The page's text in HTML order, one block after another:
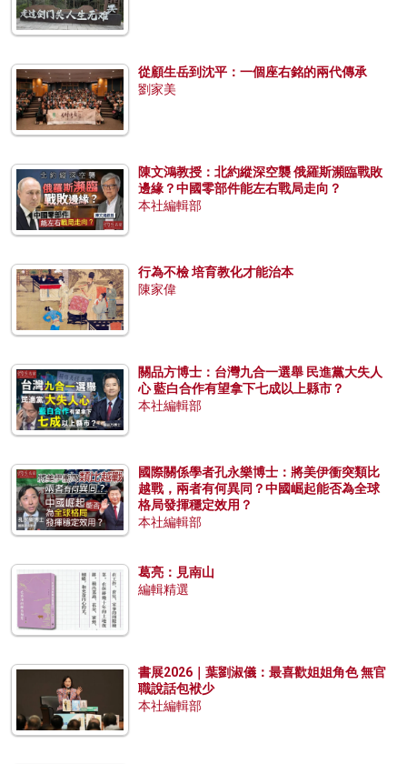
從顧生岳到沈平：一個座右銘的兩代傳承
劉家美
陳文鴻教授：北約縱深空襲 俄羅斯瀕臨戰敗
邊緣？中國零部件能左右戰局走向？
本社編輯部
行為不檢 培育教化才能治本
陳家偉
關品方博士：台灣九合一選舉 民進黨大失人
心 藍白合作有望拿下七成以上縣市？
本社編輯部
國際關係學者孔永樂博士：將美伊衝突類比
越戰，兩者有何異同？中國崛起能否為全球
格局發揮穩定效用？
本社編輯部
葛亮：見南山
編輯精選
書展2026｜葉劉淑儀：最喜歡姐姐角色 無官
職說話包袱少
本社編輯部